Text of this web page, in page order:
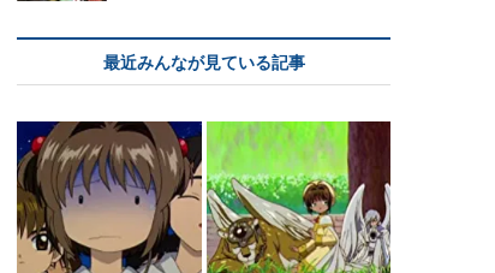
最近みんなが見ている記事